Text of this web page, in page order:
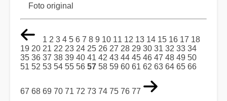
Foto original
1 2 3 4 5 6 7 8 9 10 11 12 13 14 15 16 17 18
19 20 21 22 23 24 25 26 27 28 29 30 31 32 33 34
35 36 37 38 39 40 41 42 43 44 45 46 47 48 49 50
51 52 53 54 55 56 57 58 59 60 61 62 63 64 65 66
67 68 69 70 71 72 73 74 75 76 77